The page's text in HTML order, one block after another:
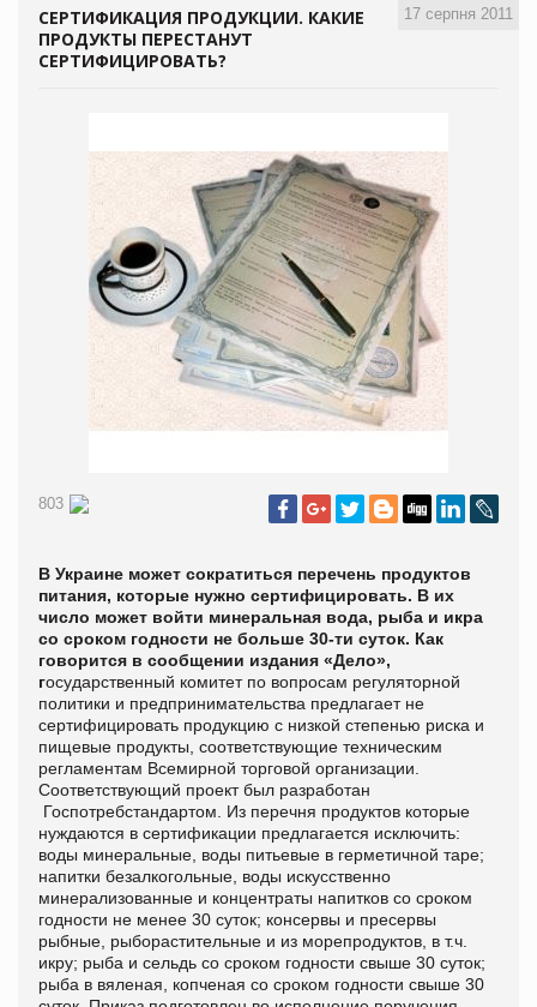
17 серпня 2011
СЕРТИФИКАЦИЯ ПРОДУКЦИИ. КАКИЕ
ПРОДУКТЫ ПЕРЕСТАНУТ
СЕРТИФИЦИРОВАТЬ?
803
В Украине может сократиться перечень продуктов
питания, которые нужно сертифицировать. В их
число может войти минеральная вода, рыба и икра
со сроком годности не больше 30-ти суток. Как
говорится в сообщении издания «Дело»,
государственный комитет по вопросам регуляторной
политики и предпринимательства предлагает не
сертифицировать продукцию с низкой степенью риска и
пищевые продукты, соответствующие техническим
регламентам Всемирной торговой организации.
Соответствующий проект был разработан
Госпотребстандартом. Из перечня продуктов которые
нуждаются в сертификации предлагается исключить:
воды минеральные, воды питьевые в герметичной таре;
напитки безалкогольные, воды искусственно
минерализованные и концентраты напитков со сроком
годности не менее 30 суток; консервы и пресервы
рыбные, рыборастительные и из морепродуктов, в т.ч.
икру; рыба и сельдь со сроком годности свыше 30 суток;
рыба в вяленая, копченая со сроком годности свыше 30